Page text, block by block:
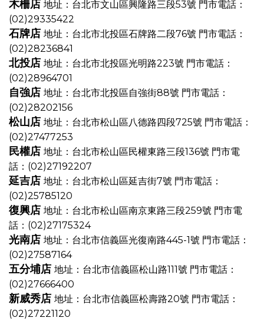
木柵店 地址：台北市文山區興隆路三段53號 門市電話：
(02)29335422
石牌店 地址：台北市北投區石牌路二段76號 門市電話：
(02)28236841
北投店 地址：台北市北投區光明路223號 門市電話：
(02)28964701
自強店 地址：台北市北投區自強街88號 門市電話：
(02)28202156
松山店 地址：台北市松山區八德路四段725號 門市電話：
(02)27477253
民權店 地址：台北市松山區民權東路三段136號 門市電
話：(02)27192207
延吉店 地址：台北市松山區延吉街7號 門市電話：
(02)25785120
復興店 地址：台北市松山區南京東路三段259號 門市電
話：(02)27175324
光南店 地址：台北市信義區光復南路445-1號 門市電話：
(02)27587164
五分埔店 地址：台北市信義區松山路111號 門市電話：
(02)27666400
新威秀店 地址：台北市信義區松壽路20號 門市電話：
(02)27221120